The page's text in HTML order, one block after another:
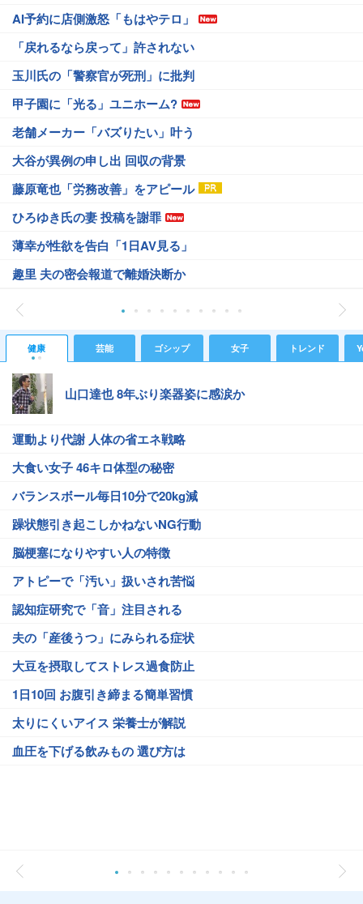
AI予約に店側激怒「もはやテロ」
「戻れるなら戻って」許されない
玉川氏の「警察官が死刑」に批判
甲子園に「光る」ユニホーム?
老舗メーカー「バズりたい」叶う
大谷が異例の申し出 回収の背景
藤原竜也「労務改善」をアピール
ひろゆき氏の妻 投稿を謝罪
薄幸が性欲を告白「1日AV見る」
趣里 夫の密会報道で離婚決断か
健康 芸能 ゴシップ 女子 トレンド
山口達也 8年ぶり楽器姿に感涙か
運動より代謝 人体の省エネ戦略
大食い女子 46キロ体型の秘密
バランスボール毎日10分で20kg減
躁状態引き起こしかねないNG行動
脳梗塞になりやすい人の特徴
アトピーで「汚い」扱いされ苦悩
認知症研究で「音」注目される
夫の「産後うつ」にみられる症状
大豆を摂取してストレス過食防止
1日10回 お腹引き締まる簡単習慣
太りにくいアイス 栄養士が解説
血圧を下げる飲みもの 選び方は